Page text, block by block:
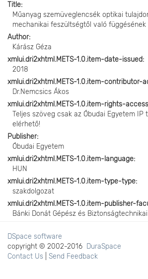
Title
Műanyag szemüveglencsék optikai
mechanikai feszültségtől való függésének
Author
Kárász Géza
xmlui.dri2xhtml.METS-1.0.item-date-issued
2018
xmlui.dri2xhtml.METS-1.0.item-contributor-
Dr.Nemcsics Ákos
xmlui.dri2xhtml.METS-1.0.item-rights-access
Teljes szöveg csak az Óbudai Egyetem IP
elérhető!
Publisher
Óbudai Egyetem
xmlui.dri2xhtml.METS-1.0.item-language
HUN
xmlui.dri2xhtml.METS-1.0.item-type-type
szakdolgozat
xmlui.dri2xhtml.METS-1.0.item-publisher-
Bánki Donát Gépész és
DSpace software
copyright © 2002-2016 DuraSpace
Contact Us
Send Feedback